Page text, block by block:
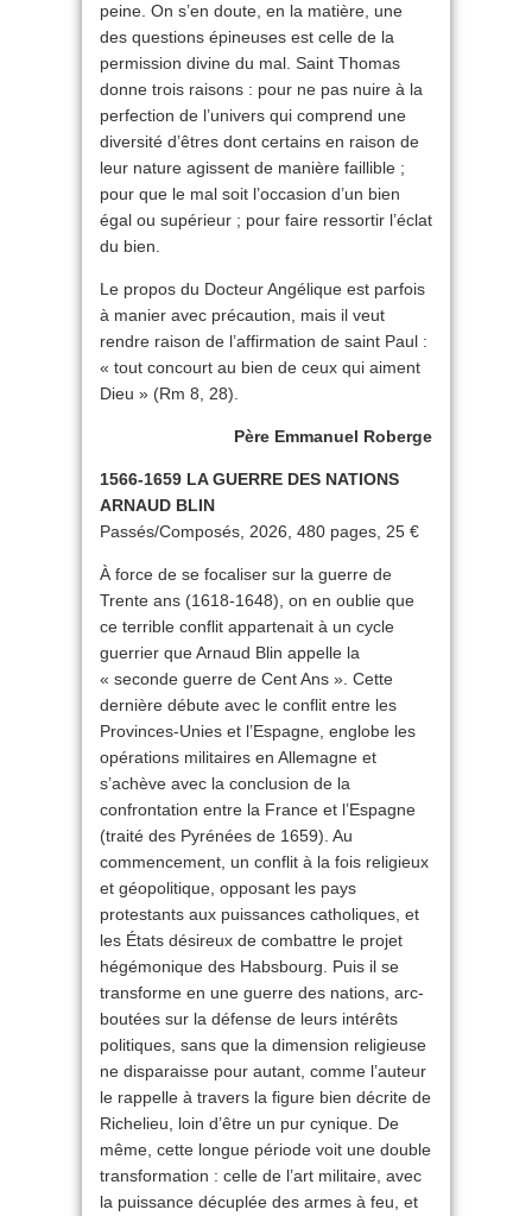
peine. On s’en doute, en la matière, une
des questions épineuses est celle de la
permission divine du mal. Saint Thomas
donne trois raisons : pour ne pas nuire à la
perfection de l’univers qui comprend une
diversité d’êtres dont certains en raison de
leur nature agissent de manière faillible ;
pour que le mal soit l’occasion d’un bien
égal ou supérieur ; pour faire ressortir l’éclat
du bien.
Le propos du Docteur Angélique est parfois
à manier avec précaution, mais il veut
rendre raison de l’affirmation de saint Paul :
« tout concourt au bien de ceux qui aiment
Dieu » (Rm 8, 28).
Père Emmanuel Roberge
1566-1659 LA GUERRE DES NATIONS
ARNAUD BLIN
Passés/Composés, 2026, 480 pages, 25 €
À force de se focaliser sur la guerre de
Trente ans (1618-1648), on en oublie que
ce terrible conflit appartenait à un cycle
guerrier que Arnaud Blin appelle la
« seconde guerre de Cent Ans ». Cette
dernière débute avec le conflit entre les
Provinces-Unies et l’Espagne, englobe les
opérations militaires en Allemagne et
s’achève avec la conclusion de la
confrontation entre la France et l’Espagne
(traité des Pyrénées de 1659). Au
commencement, un conflit à la fois religieux
et géopolitique, opposant les pays
protestants aux puissances catholiques, et
les États désireux de combattre le projet
hégémonique des Habsbourg. Puis il se
transforme en une guerre des nations, arc-
boutées sur la défense de leurs intérêts
politiques, sans que la dimension religieuse
ne disparaisse pour autant, comme l’auteur
le rappelle à travers la figure bien décrite de
Richelieu, loin d’être un pur cynique. De
même, cette longue période voit une double
transformation : celle de l’art militaire, avec
la puissance décuplée des armes à feu, et